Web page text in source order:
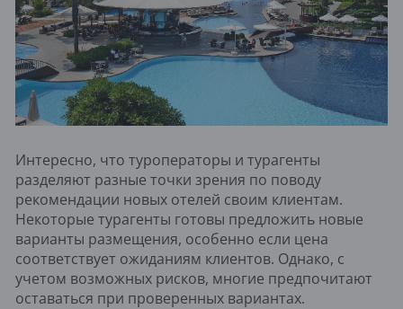
Интересно, что туроператоры и турагенты
разделяют разные точки зрения по поводу
рекомендации новых отелей своим клиентам.
Некоторые турагенты готовы предложить новые
варианты размещения, особенно если цена
соответствует ожиданиям клиентов. Однако, с
учетом возможных рисков, многие предпочитают
оставаться при проверенных вариантах.